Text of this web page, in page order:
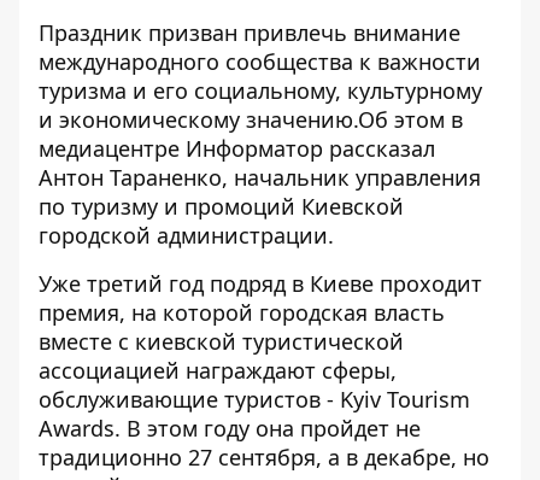
Праздник призван привлечь внимание
международного сообщества к важности
туризма и его социальному, культурному
и экономическому значению.Об этом в
медиацентре Информатор рассказал
Антон Тараненко, начальник управления
по туризму и промоций Киевской
городской администрации.
Уже третий год подряд в Киеве проходит
премия, на которой городская власть
вместе с киевской туристической
ассоциацией награждают сферы,
обслуживающие туристов - Kyiv Tourism
Awards. В этом году она пройдет не
традиционно 27 сентября, а в декабре, но